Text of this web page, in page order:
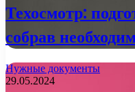
Техосмотр:
собрав
Нужные документы
29.05.2024